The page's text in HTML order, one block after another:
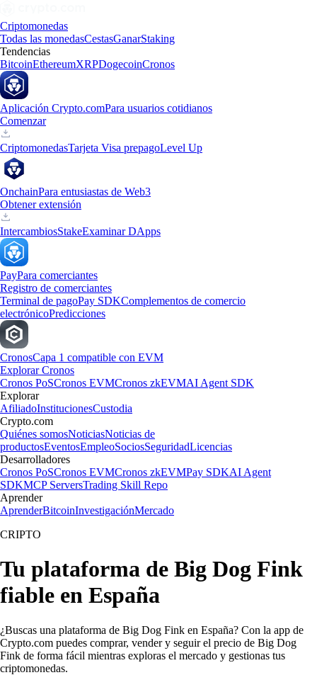
Criptomonedas
Todas las monedasCestasGanarStaking
Tendencias
BitcoinEthereumXRPDogecoinCronos
Aplicación Crypto.comPara usuarios cotidianos
Comenzar
CriptomonedasTarjeta Visa prepagoLevel Up
OnchainPara entusiastas de Web3
Obtener extensión
IntercambiosStakeExaminar DApps
PayPara comerciantes
Registro de comerciantes
Terminal de pagoPay SDKComplementos de comercio
electrónicoPredicciones
CronosCapa 1 compatible con EVM
Explorar Cronos
Cronos PoSCronos EVMCronos zkEVMAI Agent SDK
Explorar
AfiliadoInstitucionesCustodia
Crypto.com
Quiénes somosNoticiasNoticias de
productosEventosEmpleoSociosSeguridadLicencias
Desarrolladores
Cronos PoSCronos EVMCronos zkEVMPay SDKAI Agent
SDKMCP ServersTrading Skill Repo
Aprender
AprenderBitcoinInvestigaciónMercado
CRIPTO
Tu plataforma de Big Dog Fink
fiable en España
¿Buscas una plataforma de Big Dog Fink en España? Con la app de
Crypto.com puedes comprar, vender y seguir el precio de Big Dog
Fink de forma fácil mientras exploras el mercado y gestionas tus
criptomonedas.